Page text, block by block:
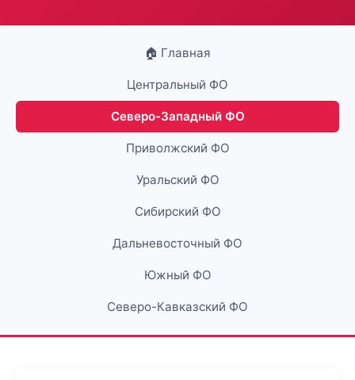
🏠 Главная
Центральный ФО
Северо-Западный ФО
Приволжский ФО
Уральский ФО
Сибирский ФО
Дальневосточный ФО
Южный ФО
Северо-Кавказский ФО